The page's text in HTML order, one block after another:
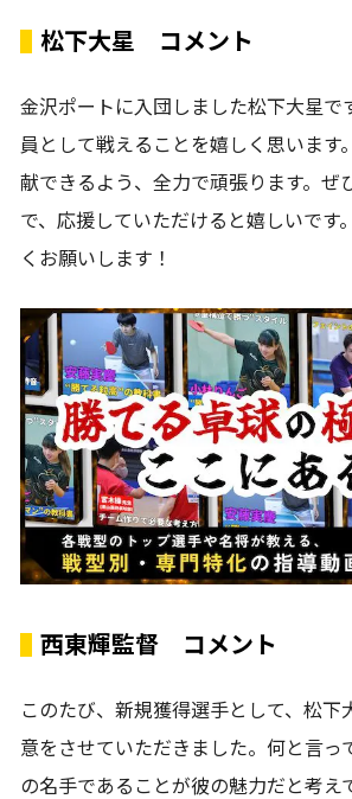
松下大星 コメント
金沢ポートに入団しました松下大星で
員として戦えることを嬉しく思います
献できるよう、全力で頑張ります。ぜ
で、応援していただけると嬉しいです
くお願いします！
西東輝監督 コメント
このたび、新規獲得選手として、松下
意をさせていただきました。何と言っ
の名手であることが彼の魅力だと考え